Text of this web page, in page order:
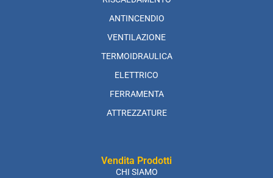
ANTINCENDIO
VENTILAZIONE
TERMOIDRAULICA
ELETTRICO
FERRAMENTA
ATTREZZATURE
Vendita Prodotti
CHI SIAMO